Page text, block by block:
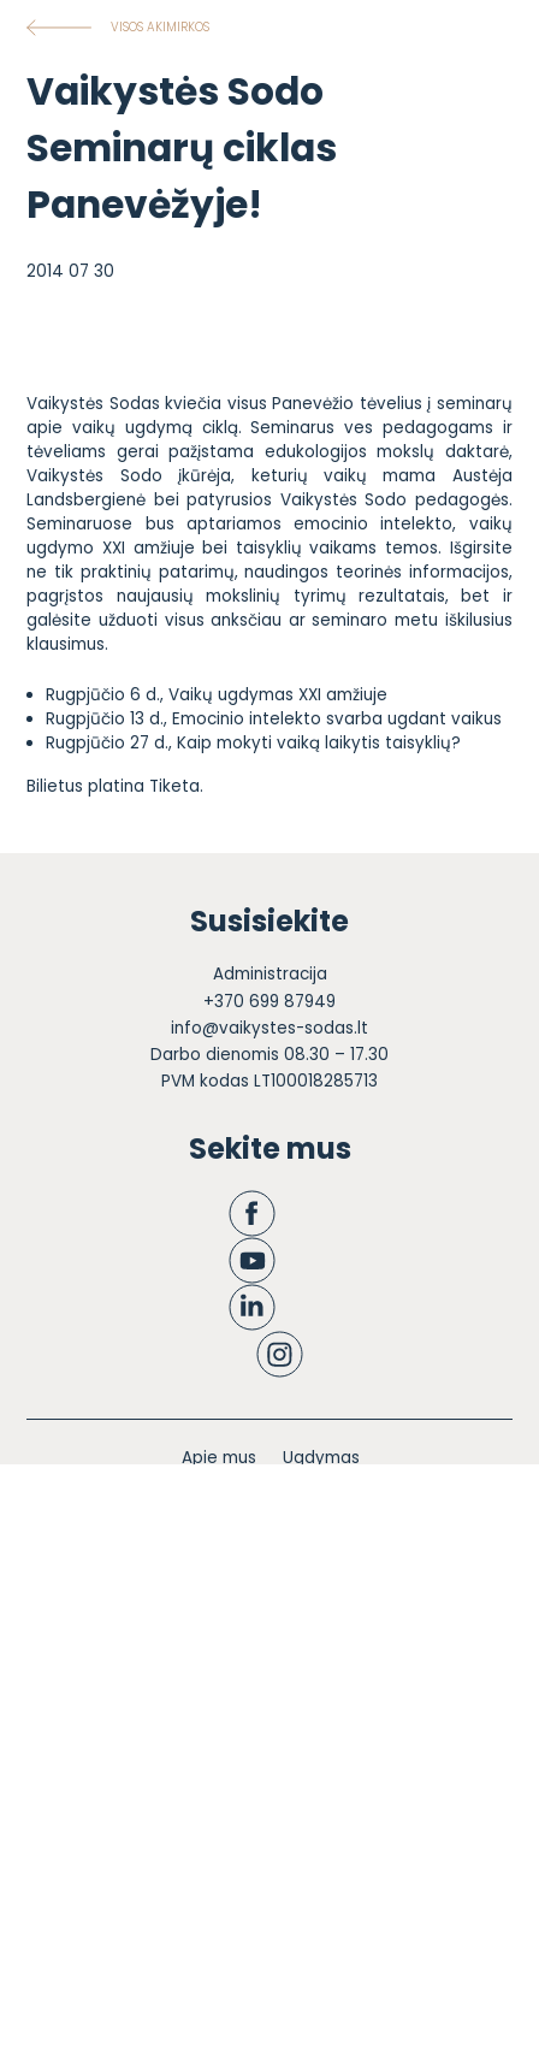
VISOS AKIMIRKOS
Vaikystės Sodo
Seminarų ciklas
Panevėžyje!
2014 07 30
Vaikystės Sodas kviečia visus Panevėžio tėvelius į seminarų
apie vaikų ugdymą ciklą. Seminarus ves pedagogams ir
tėveliams gerai pažįstama edukologijos mokslų daktarė,
Vaikystės Sodo įkūrėja, keturių vaikų mama Austėja
Landsbergienė bei patyrusios Vaikystės Sodo pedagogės.
Seminaruose bus aptariamos emocinio intelekto, vaikų
ugdymo XXI amžiuje bei taisyklių vaikams temos. Išgirsite
ne tik praktinių patarimų, naudingos teorinės informacijos,
pagrįstos naujausių mokslinių tyrimų rezultatais, bet ir
galėsite užduoti visus anksčiau ar seminaro metu iškilusius
klausimus.
Rugpjūčio 6 d., Vaikų ugdymas XXI amžiuje
Rugpjūčio 13 d., Emocinio intelekto svarba ugdant vaikus
Rugpjūčio 27 d., Kaip mokyti vaiką laikytis taisyklių?
Bilietus platina Tiketa.
Apie mus
Ugdymas
Susisiekite
Administracija
+370 699 87949
info@vaikystes-sodas.lt
Darbo dienomis 08.30 – 17.30
PVM kodas LT100018285713
Sekite mus